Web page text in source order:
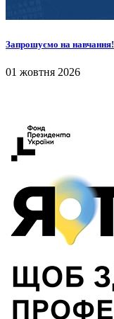
Запрошуємо на навчання!
01 жовтня 2026